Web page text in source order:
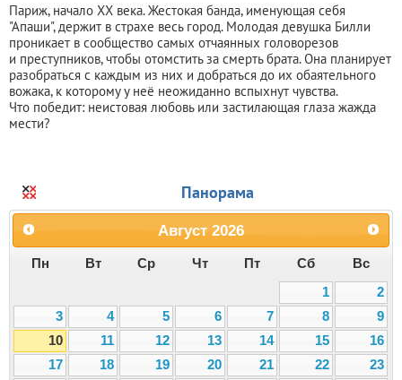
Париж, начало XX века. Жестокая банда, именующая себя
"Апаши", держит в страхе весь город. Молодая девушка Билли
проникает в сообщество самых отчаянных головорезов
и преступников, чтобы отомстить за смерть брата. Она планирует
разобраться с каждым из них и добраться до их обаятельного
вожака, к которому у неё неожиданно вспыхнут чувства.
Что победит: неистовая любовь или застилающая глаза жажда
мести?
Панорама
Август 2026
Пн Вт Ср Чт Пт Сб
Вс
1
2
3
4 5 6 7 8
9
10
11 12 13 14 15
16
17
18 19 20 21 22
23